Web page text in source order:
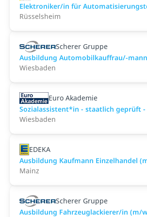
Elektroniker/in für
Rüsselsheim
Scherer Gruppe
Ausbildung Automobilkauffrau/-
Wiesbaden
Euro Akademie
Sozialassistent*in - staatlich geprüft -
Wiesbaden
EDEKA
Ausbildung Kaufmann Einzelhandel
Mainz
Scherer Gruppe
Ausbildung Fahrzeuglackierer/in (m/